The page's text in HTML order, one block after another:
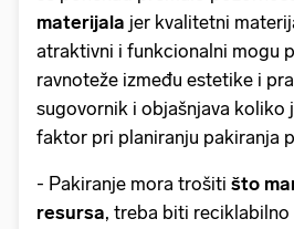
materijala jer kvalitetni
atraktivni i funkcionalni mogu
ravnoteže između estetike i
sugovornik i objašnjava koliko
faktor pri planiranju pakiranja
- Pakiranje mora trošiti što
resursa, treba biti